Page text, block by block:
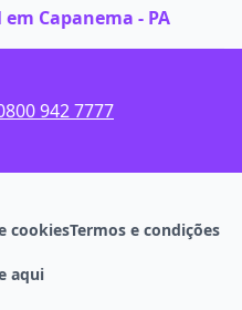
Capanema - PA
942 7777
cookiesTermos e condições
aqui